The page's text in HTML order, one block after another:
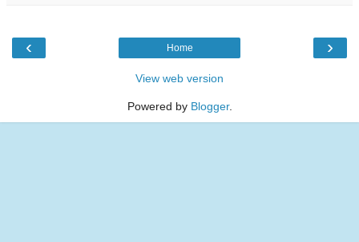
‹ ›
Home
View web version
Powered by Blogger.